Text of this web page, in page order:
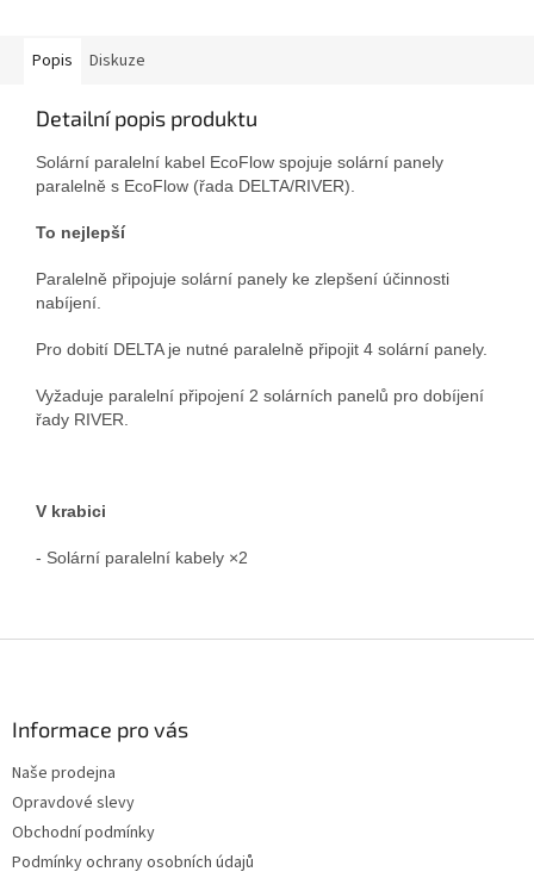
Popis Diskuze
Detailní popis produktu
Solární paralelní kabel EcoFlow spojuje solární panely
paralelně s EcoFlow (řada DELTA/RIVER).
To nejlepší
Paralelně připojuje solární panely ke zlepšení účinnosti
nabíjení.
Pro dobití DELTA je nutné paralelně připojit 4 solární panely.
Vyžaduje paralelní připojení 2 solárních panelů pro dobíjení
řady RIVER.
V krabici
- Solární paralelní kabely ×2
Informace pro vás
Naše prodejna
Opravdové slevy
Obchodní podmínky
Podmínky ochrany osobních údajů